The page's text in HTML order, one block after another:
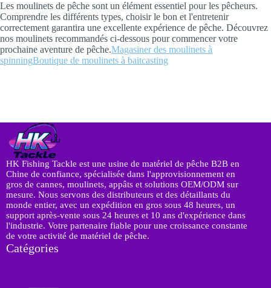
Les moulinets de pêche sont un élément essentiel pour les pêcheurs.
Comprendre les différents types, choisir le bon et l'entretenir
correctement garantira une excellente expérience de pêche. Découvrez
nos moulinets recommandés ci-dessous pour commencer votre
prochaine aventure de pêche.Magasiner des moulinets à
spinningBoutique de moulinets à baitcasting
HK Fishing Tackle est une usine de matériel de pêche B2B en
Chine de confiance, spécialisée dans l'approvisionnement en
gros de cannes, moulinets, appâts et solutions OEM/ODM sur
mesure. Nous servons des distributeurs et des détaillants du
monde entier, avec un expédition en gros sous 48 heures, un
support après-vente sous 24 heures et 10 ans d'expérience dans
l'industrie. Votre partenaire fiable pour une croissance constante
de votre activité de matériel de pêche.
Catégories